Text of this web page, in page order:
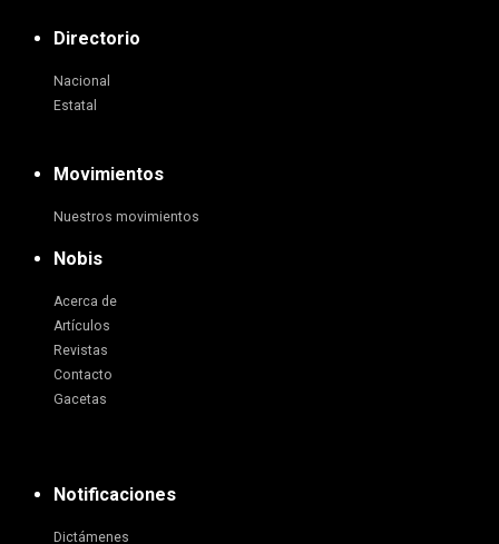
Directorio
Nacional
Estatal
Movimientos
Nuestros movimientos
Nobis
Acerca de
Artículos
Revistas
Contacto
Gacetas
Notificaciones
Dictámenes